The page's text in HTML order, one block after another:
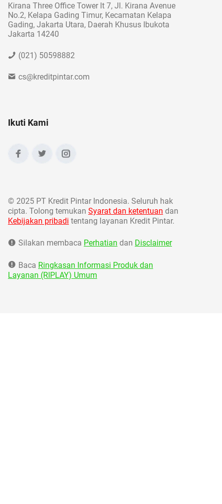
Kirana Three Office Tower lt 7, Jl. Kirana Avenue
No.2, Kelapa Gading Timur, Kecamatan Kelapa
Gading, Jakarta Utara, Daerah Khusus Ibukota
Jakarta 14240
(021) 50598882
cs@kreditpintar.com
Ikuti Kami
© 2025 PT Kredit Pintar Indonesia. Seluruh hak
cipta. Tolong temukan Syarat dan ketentuan dan
Kebijakan pribadi tentang layanan Kredit Pintar.
Silakan membaca Perhatian dan Disclaimer
Baca Ringkasan Informasi Produk dan
Layanan (RIPLAY) Umum